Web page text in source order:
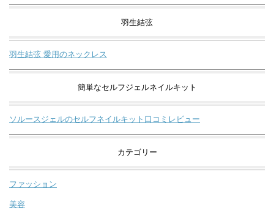
羽生結弦
羽生結弦 愛用のネックレス
簡単なセルフジェルネイルキット
ソルースジェルのセルフネイルキット口コミレビュー
カテゴリー
ファッション
美容